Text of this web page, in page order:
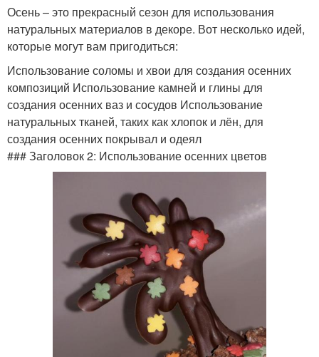
Осень – это прекрасный сезон для использования
натуральных материалов в декоре. Вот несколько идей,
которые могут вам пригодиться:
Использование соломы и хвои для создания осенних
композиций Использование камней и глины для
создания осенних ваз и сосудов Использование
натуральных тканей, таких как хлопок и лён, для
создания осенних покрывал и одеял
### Заголовок 2: Использование осенних цветов